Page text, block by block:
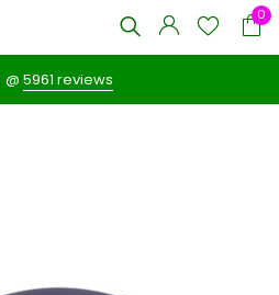
0
@5961 reviews